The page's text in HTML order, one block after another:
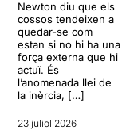
Newton diu que els
cossos tendeixen a
quedar-se com
estan si no hi ha una
força externa que hi
actuï. És
l’anomenada llei de
la inèrcia, […]
23 juliol 2026